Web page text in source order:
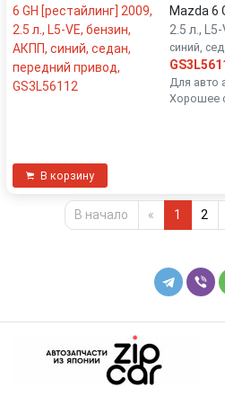
Mazda 6
2.5 л.,
синий,
Для авто
Хорошее
В корзину
В начало « 1 2